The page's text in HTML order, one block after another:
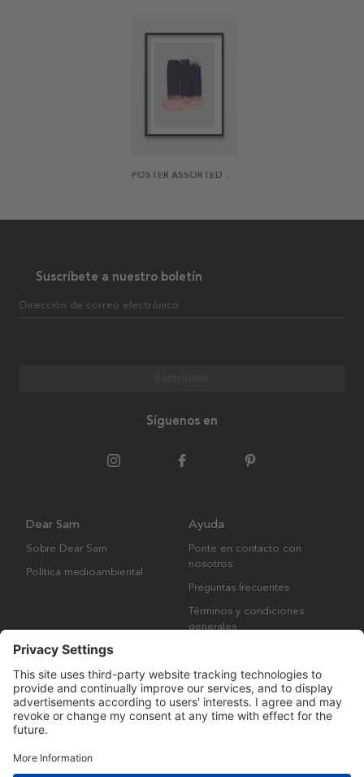
POSTER ASSORTED ABSTRACTION 1
Suscríbete a nuestro boletín
Dirección de correo electrónico
Síguenos en
Dear Sam
Sobre Dear Sam
Política medioambiental
Ayuda
Ponte en contacto con
nosotros
Preguntas frecuentes
Términos y condiciones
generales
Derechos de autor © Many Brands AB 2023. Todos los derechos